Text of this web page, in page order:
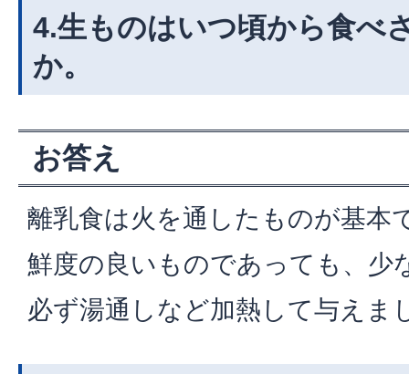
4.生ものはいつ頃から食べ
か。
お答え
離乳食は火を通したものが基本
鮮度の良いものであっても、少
必ず湯通しなど加熱して与えま